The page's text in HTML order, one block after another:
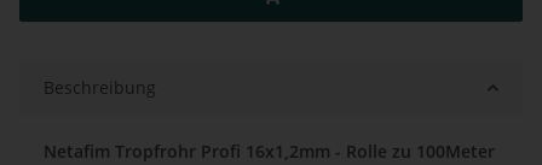
Beschreibung
Netafim Tropfrohr Profi 16x1,2mm - Rolle zu 100Meter